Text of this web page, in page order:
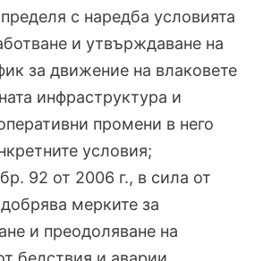
с наредба условията
и утвърждаване на
за движение на влаковете
инфраструктура и
промени в него
условия;
92 от 2006 г., в сила от
мерките за
и преодоляване на